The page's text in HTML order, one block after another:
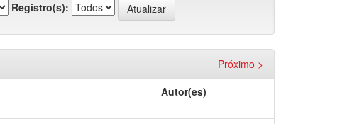
Registro(s):
Próximo >
Autor(es)